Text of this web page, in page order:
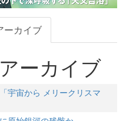
ーカイブ
ーカイブ
宇宙から メリークリスマ